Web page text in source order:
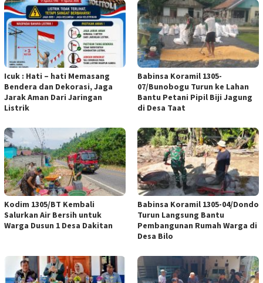
Icuk : Hati – hati Memasang
Bendera dan Dekorasi, Jaga
Jarak Aman Dari Jaringan
Listrik
Babinsa Koramil 1305-
07/Bunobogu Turun ke Lahan
Bantu Petani Pipil Biji Jagung
di Desa Taat
Kodim 1305/BT Kembali
Salurkan Air Bersih untuk
Warga Dusun 1 Desa Dakitan
Babinsa Koramil 1305-04/Dondo
Turun Langsung Bantu
Pembangunan Rumah Warga di
Desa Bilo